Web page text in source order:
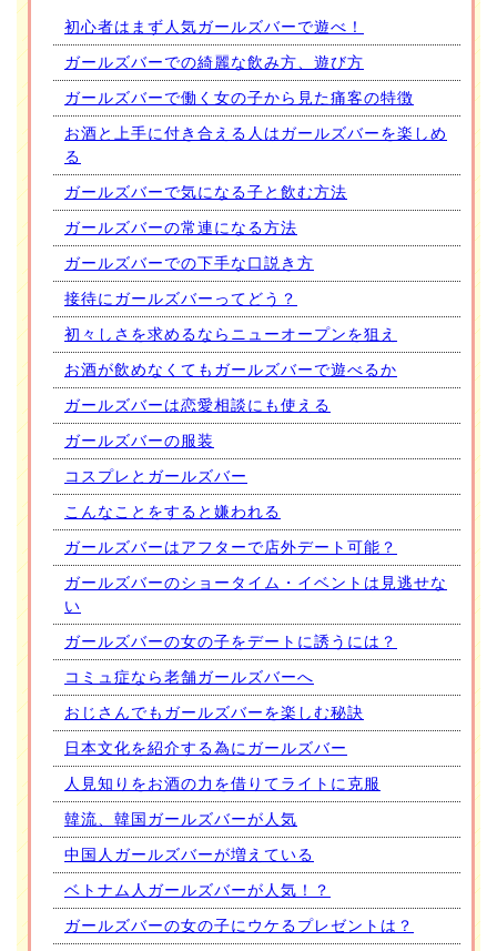
初心者はまず人気ガールズバーで遊べ！
ガールズバーでの綺麗な飲み方、遊び方
ガールズバーで働く女の子から見た痛客の特徴
お酒と上手に付き合える人はガールズバーを楽しめ
る
ガールズバーで気になる子と飲む方法
ガールズバーの常連になる方法
ガールズバーでの下手な口説き方
接待にガールズバーってどう？
初々しさを求めるならニューオープンを狙え
お酒が飲めなくてもガールズバーで遊べるか
ガールズバーは恋愛相談にも使える
ガールズバーの服装
コスプレとガールズバー
こんなことをすると嫌われる
ガールズバーはアフターで店外デート可能？
ガールズバーのショータイム・イベントは見逃せな
い
ガールズバーの女の子をデートに誘うには？
コミュ症なら老舗ガールズバーへ
おじさんでもガールズバーを楽しむ秘訣
日本文化を紹介する為にガールズバー
人見知りをお酒の力を借りてライトに克服
韓流、韓国ガールズバーが人気
中国人ガールズバーが増えている
ベトナム人ガールズバーが人気！？
ガールズバーの女の子にウケるプレゼントは？